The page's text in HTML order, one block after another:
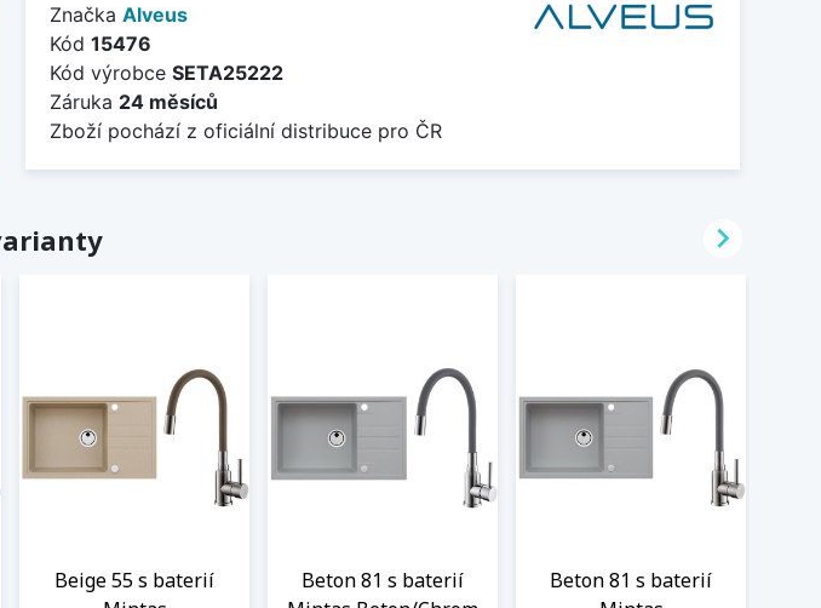
Značka Alveus
Kód 15476
Kód výrobce SETA25222
Záruka 24 měsíců
Zboží pochází z oficiální distribuce pro ČR
Beige 55 s baterií
Beton 81 s baterií
Beton 81 s baterií
